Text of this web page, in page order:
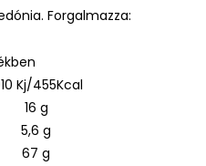
Forgalmazza:
Kj/455Kcal
16 g
5,6 g
67 g